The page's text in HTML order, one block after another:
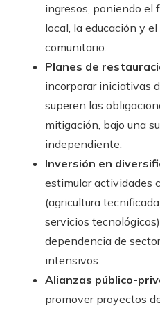
ingresos, poniendo el
local, la educación y
comunitario.
Planes de
incorporar iniciativas
superen las
mitigación, bajo una
independiente.
Inversión en
estimular actividades
(agricultura
servicios
dependencia de
intensivos.
Alianzas público-
promover proyectos